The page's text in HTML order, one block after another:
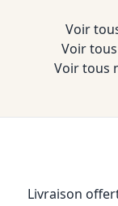
Voir
Voir
Voir tous
Livraison